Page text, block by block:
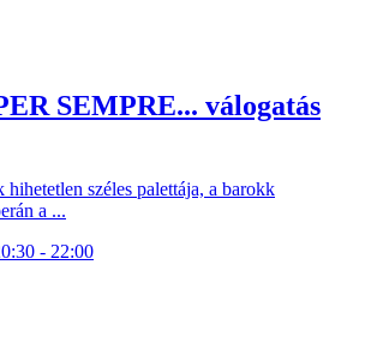
SEMPRE... válogatás
széles palettája, a barokk
a ...
- 22:00